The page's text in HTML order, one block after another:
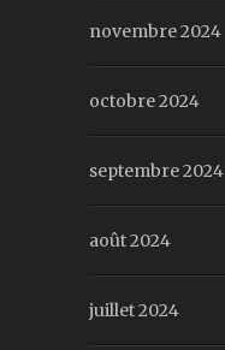
novembre 2024
octobre 2024
septembre 2024
août 2024
juillet 2024